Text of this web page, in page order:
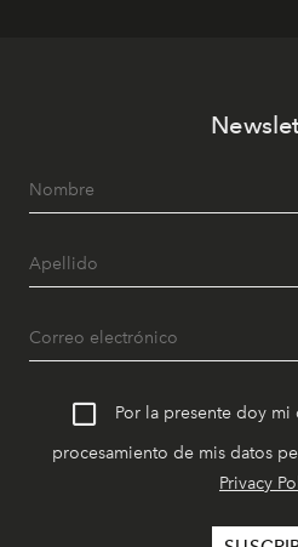
Por la presente doy mi
procesamiento de mis datos
Privacy